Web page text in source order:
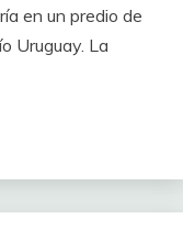
en un predio de
Uruguay. La